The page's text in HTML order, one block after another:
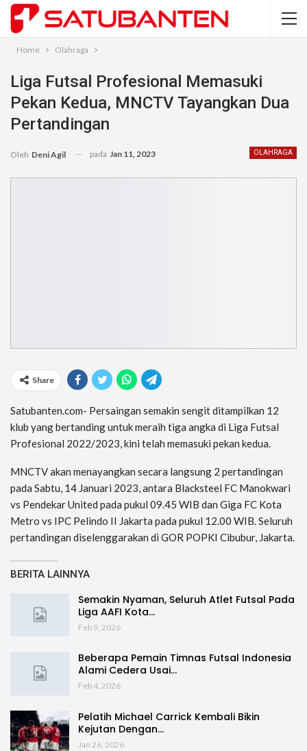
Home Olahraga
Liga Futsal Profesional Memasuki
Pekan Kedua, MNCTV Tayangkan Dua
Pertandingan
OLAHRAGA
Oleh Deni Agil pada Jan 11, 2023
Share
Satubanten.com- Persaingan semakin sengit ditampilkan 12
klub yang bertanding untuk meraih tiga angka di Liga Futsal
Profesional 2022/2023, kini telah memasuki pekan kedua.
MNCTV akan menayangkan secara langsung 2 pertandingan
pada Sabtu, 14 Januari 2023, antara Blacksteel FC Manokwari
vs Pendekar United pada pukul 09.45 WIB dan Giga FC Kota
Metro vs IPC Pelindo II Jakarta pada pukul 12.00 WIB. Seluruh
pertandingan diselenggarakan di GOR POPKI Cibubur, Jakarta.
BERITA LAINNYA
Semakin Nyaman, Seluruh Atlet Futsal Pada
Liga AAFI Kota…
Feb 9, 2026
Beberapa Pemain Timnas Futsal Indonesia
Alami Cedera Usai…
Feb 4, 2026
Pelatih Michael Carrick Kembali Bikin
Kejutan Dengan…
Jan 26, 2026